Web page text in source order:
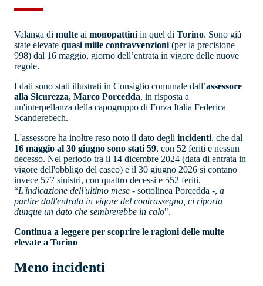
Valanga di multe ai monopattini in quel di Torino. Sono già
state elevate quasi mille contravvenzioni (per la precisione
998) dal 16 maggio, giorno dell’entrata in vigore delle nuove
regole.
I dati sono stati illustrati in Consiglio comunale dall’assessore
alla Sicurezza, Marco Porcedda, in risposta a
un'interpellanza della capogruppo di Forza Italia Federica
Scanderebech.
L'assessore ha inoltre reso noto il dato degli incidenti, che dal
16 maggio al 30 giugno sono stati 59, con 52 feriti e nessun
decesso. Nel periodo tra il 14 dicembre 2024 (data di entrata in
vigore dell'obbligo del casco) e il 30 giugno 2026 si contano
invece 577 sinistri, con quattro decessi e 552 feriti.
“L'indicazione dell'ultimo mese - sottolinea Porcedda -, a
partire dall'entrata in vigore del contrassegno, ci riporta
dunque un dato che sembrerebbe in calo".
Continua a leggere per scoprire le ragioni delle multe
elevate a Torino
Meno incidenti